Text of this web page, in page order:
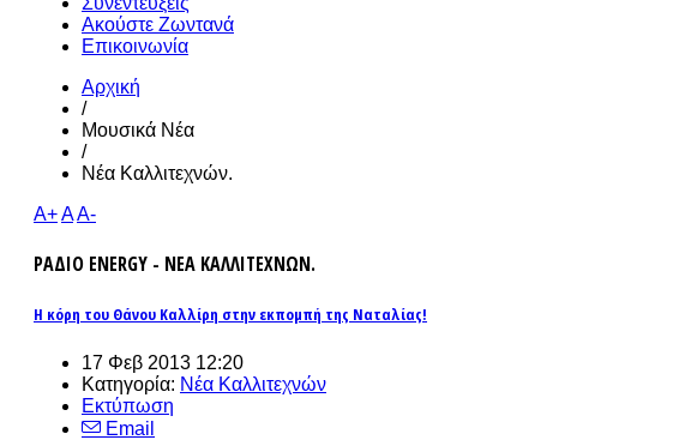
Ακούστε Ζωντανά
Επικοινωνία
Αρχική
/
Μουσικά Νέα
/
Νέα Καλλιτεχνών.
A+AA-
ΡΑΔΙΟ ENERGY - ΝΕΑ ΚΑΛΛΙΤΕΧΝΩΝ.
Η κόρη του Θάνου Καλλίρη στην εκπομπή της Ναταλίας!
17 Φεβ 2013 12:20
Κατηγορία: Νέα Καλλιτεχνών
Εκτύπωση
Email